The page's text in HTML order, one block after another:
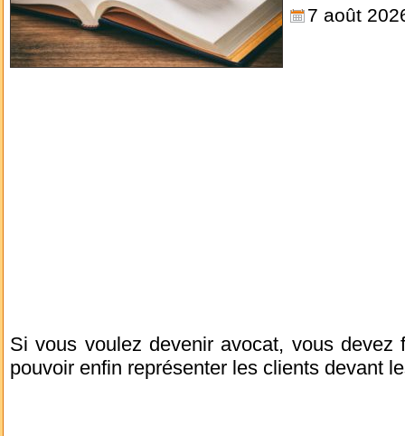
7 août
Si vous voulez devenir avocat, vous
pouvoir enfin représenter les clients devant